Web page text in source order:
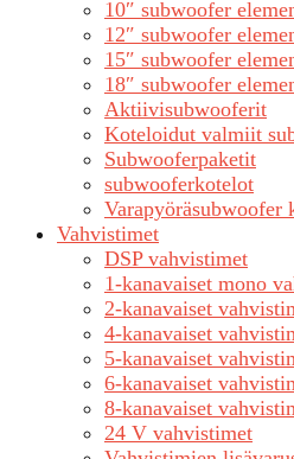
10″ subwoofer
12″ subwoofer
15″ subwoofer
18″ subwoofer
Aktiivisubwooferit
Koteloidut valmiit
Subwooferpaketit
subwooferkotelot
Varapyöräsubwoofer
Vahvistimet
DSP vahvistimet
1-kanavaiset mono
2-kanavaiset
4-kanavaiset
5-kanavaiset
6-kanavaiset
8-kanavaiset
24 V vahvistimet